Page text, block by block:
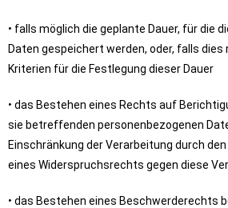
• falls möglich die geplante Dauer, für die
Daten gespeichert werden, oder, falls
Kriterien für die Festlegung dieser Dauer
• das Bestehen eines Rechts auf
sie betreffenden personenbezogenen
Einschränkung der Verarbeitung durch
eines Widerspruchsrechts gegen diese
• das Bestehen eines Beschwerderechts